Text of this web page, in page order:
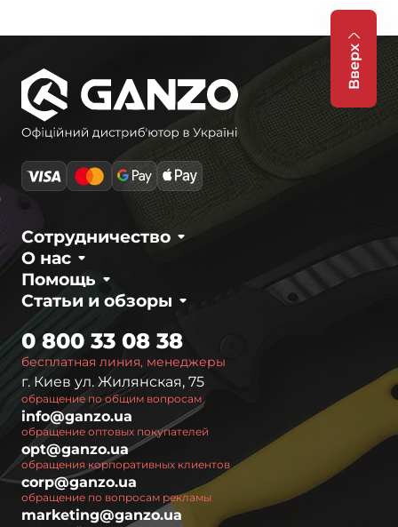
Вверх
О нас
Сотрудничество
Статьи и обзоры
Помощь
бесплатная линия, менеджеры
0 800 33 08 38
г. Киев ул. Жилянская, 75
обращение по общим вопросам
info@ganzo.ua
обращение оптовых покупателей
opt@ganzo.ua
обращения корпоративных клиентов
corp@ganzo.ua
обращение по вопросам рекламы
marketing@ganzo.ua